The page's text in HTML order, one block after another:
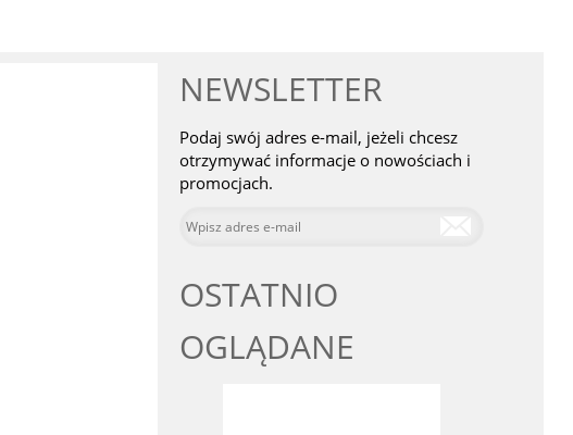
NEWSLETTER
Podaj swój adres e-mail, jeżeli chcesz
otrzymywać informacje o nowościach i
promocjach.
OSTATNIO
OGLĄDANE